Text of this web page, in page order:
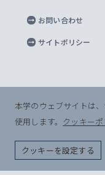
半導体研究
生命倫理研
キャンパ
教職協働の取
プライバシー
お問い合わせ
サイトポリシー
©
本学のウェブサイトは
使用します。 クッキー
クッキーを設定する